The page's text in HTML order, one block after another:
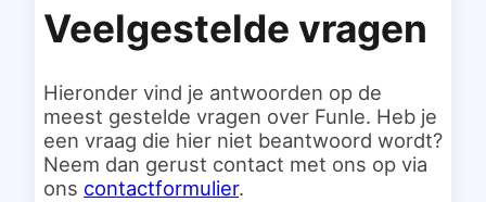
Veelgestelde vragen
Hieronder vind je antwoorden op de
meest gestelde vragen over Funle. Heb je
een vraag die hier niet beantwoord wordt?
Neem dan gerust contact met ons op via
ons contactformulier.